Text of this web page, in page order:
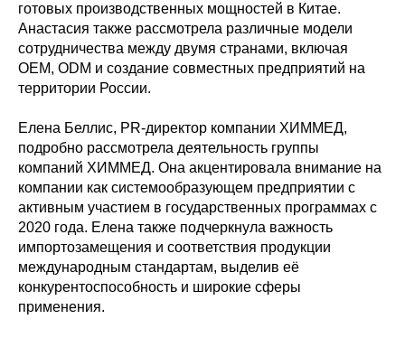
готовых производственных мощностей в Китае.
Анастасия также рассмотрела различные модели
сотрудничества между двумя странами, включая
OEM, ODM и создание совместных предприятий на
территории России.
Елена Беллис, PR-директор компании ХИММЕД,
подробно рассмотрела деятельность группы
компаний ХИММЕД. Она акцентировала внимание на
компании как системообразующем предприятии с
активным участием в государственных программах с
2020 года. Елена также подчеркнула важность
импортозамещения и соответствия продукции
международным стандартам, выделив её
конкурентоспособность и широкие сферы
применения.